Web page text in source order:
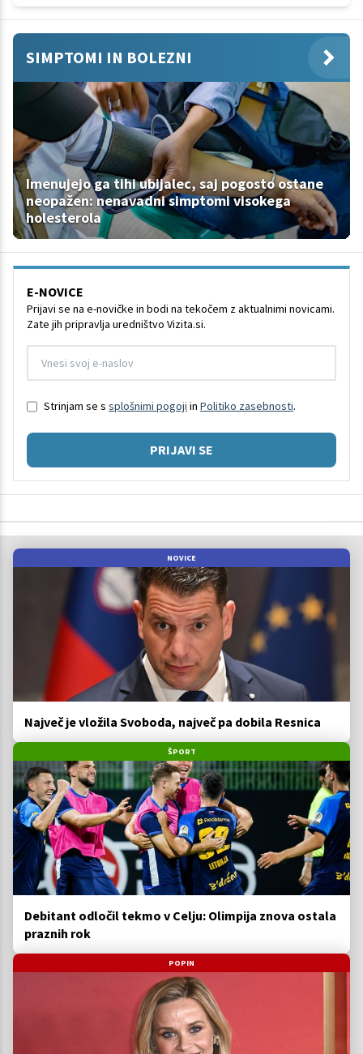
SIMPTOMI IN BOLEZNI
Imenujejo ga tihi ubijalec, saj pogosto ostane
neopažen: nenavadni simptomi visokega
holesterola
E-NOVICE
Prijavi se na e-novičke in bodi na tekočem z aktualnimi novicami.
Zate jih pripravlja uredništvo Vizita.si.
Strinjam se s splošnimi pogoji in Politiko zasebnosti.
PRIJAVI SE
NOVICE
Največ je vložila Svoboda, največ pa dobila Resnica
ŠPORT
Debitant odločil tekmo v Celju: Olimpija znova ostala
praznih rok
POPIN